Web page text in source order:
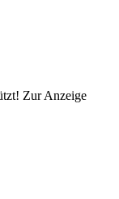
Zur Anzeige